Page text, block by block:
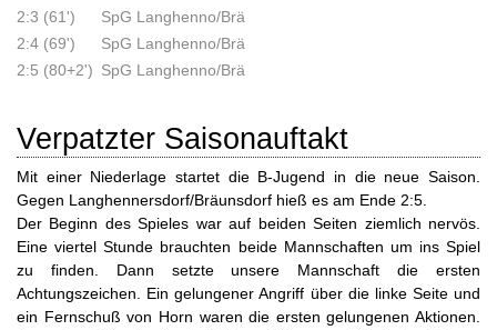
2:3 (61')
SpG Langhenno/Brä
2:4 (69')
SpG Langhenno/Brä
2:5 (80+2') SpG Langhenno/Brä
Verpatzter Saisonauftakt
Mit einer Niederlage startet die B-Jugend in die neue Saison.
Gegen Langhennersdorf/Bräunsdorf hieß es am Ende 2:5.
Der Beginn des Spieles war auf beiden Seiten ziemlich nervös.
Eine viertel Stunde brauchten beide Mannschaften um ins Spiel
zu finden. Dann setzte unsere Mannschaft die ersten
Achtungszeichen. Ein gelungener Angriff über die linke Seite und
ein Fernschuß von Horn waren die ersten gelungenen Aktionen.